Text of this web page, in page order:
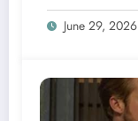
June 29, 2026